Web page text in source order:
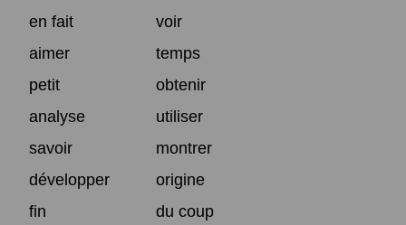
en fait
voir
aimer
temps
petit
obtenir
analyse
utiliser
savoir
montrer
développer
origine
fin
du coup